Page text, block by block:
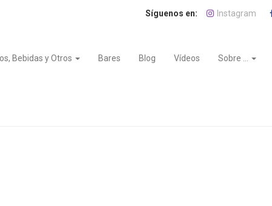
Instagram
Bebidas y Otros Bares Blog Vídeos Sobre ...